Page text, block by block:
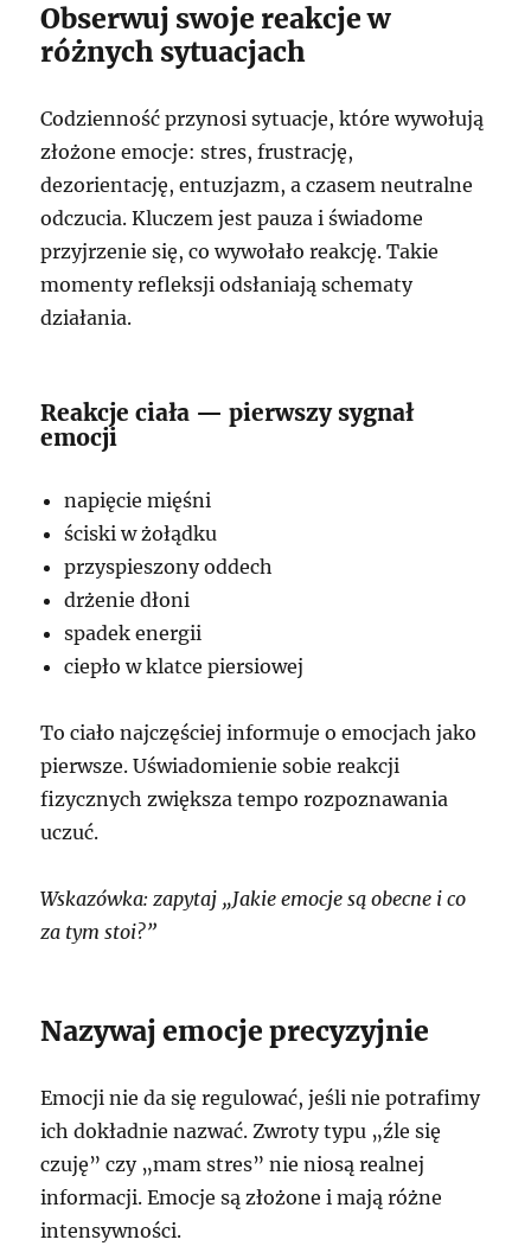
Obserwuj swoje reakcje w
różnych sytuacjach
Codzienność przynosi sytuacje, które wywołują
złożone emocje: stres, frustrację,
dezorientację, entuzjazm, a czasem neutralne
odczucia. Kluczem jest pauza i świadome
przyjrzenie się, co wywołało reakcję. Takie
momenty refleksji odsłaniają schematy
działania.
Reakcje ciała — pierwszy sygnał
emocji
napięcie mięśni
ściski w żołądku
przyspieszony oddech
drżenie dłoni
spadek energii
ciepło w klatce piersiowej
To ciało najczęściej informuje o emocjach jako
pierwsze. Uświadomienie sobie reakcji
fizycznych zwiększa tempo rozpoznawania
uczuć.
Wskazówka: zapytaj „Jakie emocje są obecne i co
za tym stoi?”
Nazywaj emocje precyzyjnie
Emocji nie da się regulować, jeśli nie potrafimy
ich dokładnie nazwać. Zwroty typu „źle się
czuję” czy „mam stres” nie niosą realnej
informacji. Emocje są złożone i mają różne
intensywności.